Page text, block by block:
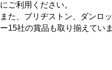
にご利用ください。
また、ブリヂストン、ダンロ
ー15社の賞品も取り揃えていま